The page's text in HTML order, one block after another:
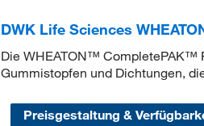
DWK Life Sciences
Die WHEATON™ CompletePAK™
Gummistopfen und Dichtungen,
Preisgestaltung &